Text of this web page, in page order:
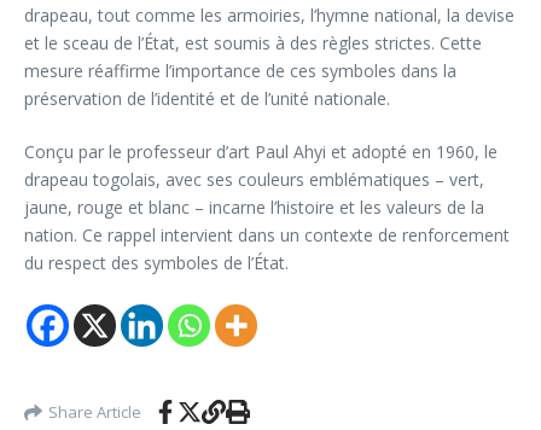
drapeau, tout comme les armoiries, l’hymne national, la devise
et le sceau de l’État, est soumis à des règles strictes. Cette
mesure réaffirme l’importance de ces symboles dans la
préservation de l’identité et de l’unité nationale.
Conçu par le professeur d’art Paul Ahyi et adopté en 1960, le
drapeau togolais, avec ses couleurs emblématiques – vert,
jaune, rouge et blanc – incarne l’histoire et les valeurs de la
nation. Ce rappel intervient dans un contexte de renforcement
du respect des symboles de l’État.
Share Article